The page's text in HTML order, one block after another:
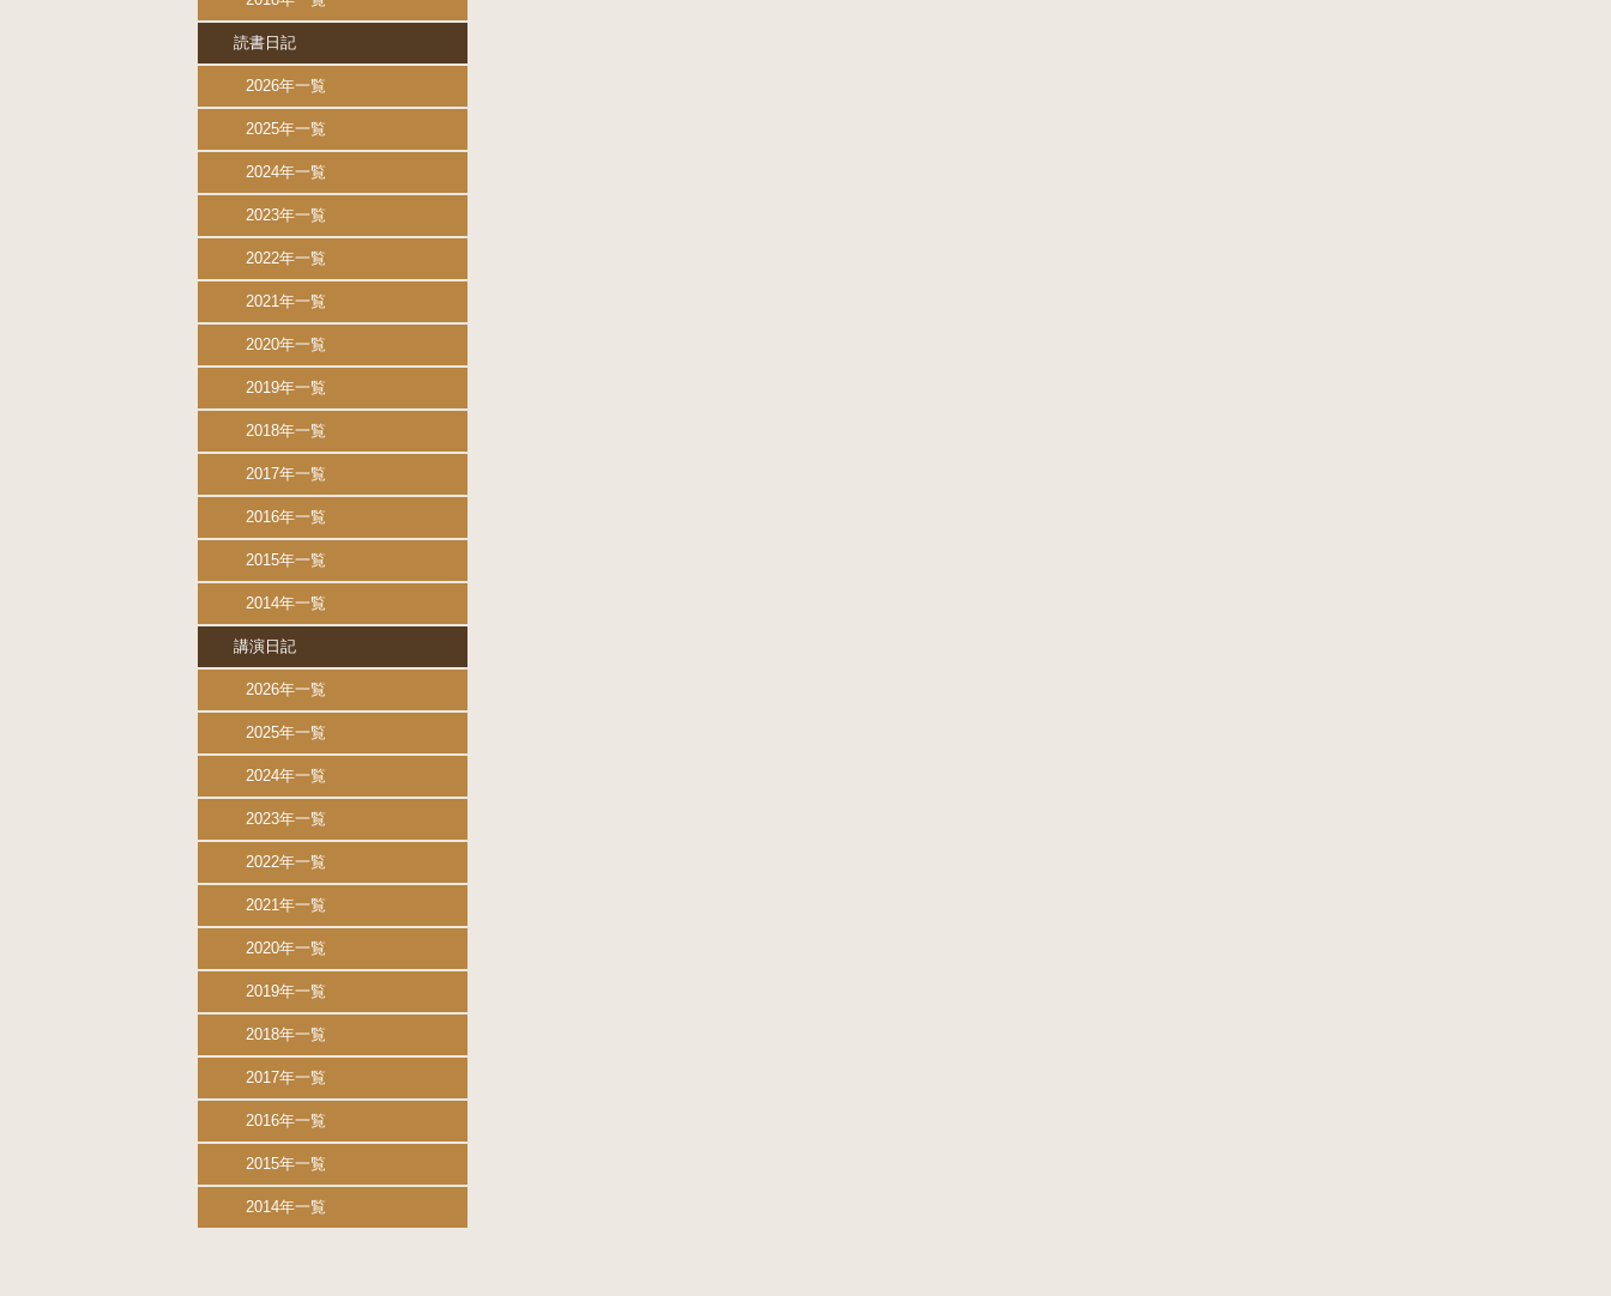
読書日記
2026年一覧
2025年一覧
2024年一覧
2023年一覧
2022年一覧
2021年一覧
2020年一覧
2019年一覧
2018年一覧
2017年一覧
2016年一覧
2015年一覧
2014年一覧
講演日記
2026年一覧
2025年一覧
2024年一覧
2023年一覧
2022年一覧
2021年一覧
2020年一覧
2019年一覧
2018年一覧
2017年一覧
2016年一覧
2015年一覧
2014年一覧